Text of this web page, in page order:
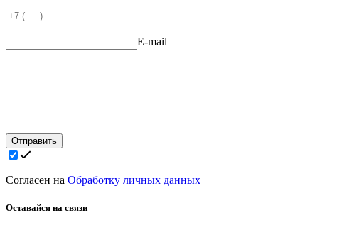
E-mail
Отправить
Согласен на Обработку личных данных
Оставайся на связи